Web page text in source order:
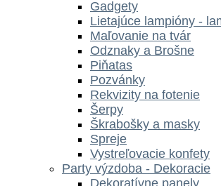
Gadgety
Lietajúce lampióny -
Maľovanie na tvár
Odznaky a Brošne
Piňatas
Pozvánky
Rekvizity na fotenie
Šerpy
Škrabošky a masky
Spreje
Vystreľovacie konfety
Party výzdoba - Dekoracie
Dekoratívne panely